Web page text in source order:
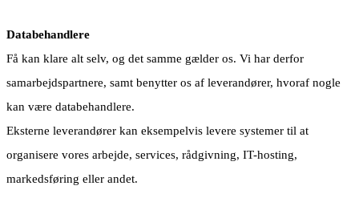
Databehandlere
Få kan klare alt selv, og det samme gælder os. Vi har derfor
samarbejdspartnere, samt benytter os af leverandører, hvoraf nogle
kan være databehandlere.
Eksterne leverandører kan eksempelvis levere systemer til at
organisere vores arbejde, services, rådgivning, IT-hosting,
markedsføring eller andet.